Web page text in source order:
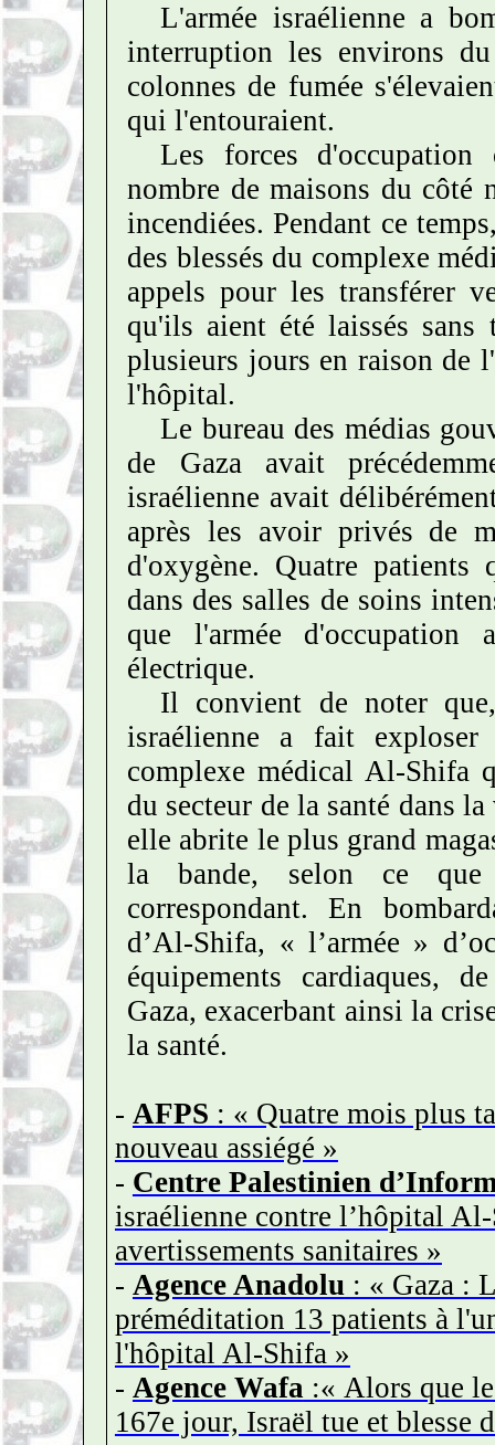
L'armée israélienne a
interruption les environs
colonnes de fumée
qui l'entouraient.
Les forces
nombre de maisons du côté
incendiées. Pendant ce
des blessés du complexe
appels pour les transférer
qu'ils aient été laissés sans
plusieurs jours en raison de
l'hôpital.
Le bureau des médias
de Gaza avait
israélienne avait
après les avoir privés de
d'oxygène. Quatre patients
dans des salles de soins
que l'armée d'occupation
électrique.
Il convient de noter
israélienne a fait
complexe médical Al-Shifa
du secteur de la santé dans
elle abrite le plus grand
la bande, selon ce
correspondant.
En
d’Al-Shifa, « l’armée »
équipements cardiaques,
Gaza, exacerbant ainsi la
la santé.
- AFPS : « Quatre mois plus
nouveau assiégé »
- Centre Palestinien
israélienne contre l’hôpital
avertissements sanitaires »
- Agence Anadolu: « Gaza :
préméditation 13 patients à
l'hôpital Al-Shifa »
- Agence Wafa :« Alors que
167e jour, Israël tue et blesse